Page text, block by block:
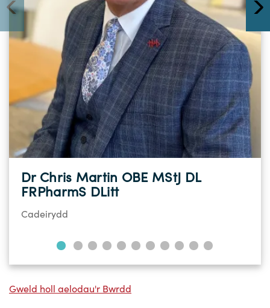
Dr Chris Martin OBE MStJ DL
FRPharmS DLitt
Cadeirydd
Gweld holl aelodau'r Bwrdd